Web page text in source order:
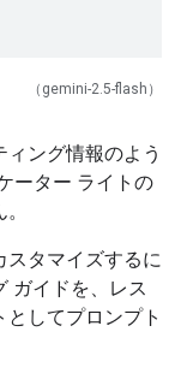
（gemini-2.5-flash）
ング情報のよう
ーター ライトの
スタマイズするに
ガイドを、レス
してプロンプト